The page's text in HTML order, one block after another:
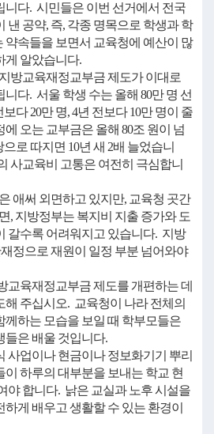
니다. 시민들은 이번 선거에서 전국
낸 공약, 즉, 각종 명목으로 학생과 학
약속들을 보면서 교육청에 예산이 많
게 알았습니다.
방교육재정교부금 제도가 이대로
다. 서울 학생 수는 올해 80만 명 선
다 20만 명, 4년 전보다 10만 명이 줄
오는 교부금은 올해 80조 원이 넘
로 따지면 10년 새 2배 늘었습니
사교육비 고통은 여전히 극심합니
애써 외면하고 있지만, 교육청 곳간
, 지방정부는 복지비 지출 증가와 도
갈수록 어려워지고 있습니다. 지방
정으로 재원이 일정 부분 넘어와야
교육재정교부금 제도를 개편하는 데
해 주십시오. 교육청이 나라 전체의
께하는 모습을 보일 때 학부모들은
들은 배울 것입니다.
사업이나 현금이나 정보화기기 뿌리
이 하루의 대부분을 보내는 학교 현
야 합니다. 낡은 교실과 노후 시설을
게 배우고 생활할 수 있는 환경이